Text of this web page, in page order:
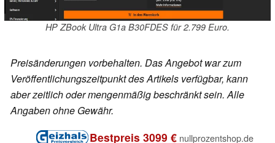
HP ZBook Ultra G1a B30FDES für 2.799 Euro.
Preisänderungen vorbehalten. Das Angebot war zum
Veröffentlichungszeitpunkt des Artikels verfügbar, kann
aber zeitlich oder mengenmäßig beschränkt sein. Alle
Angaben ohne Gewähr.
Bestpreis 3099 € nullprozentshop.de